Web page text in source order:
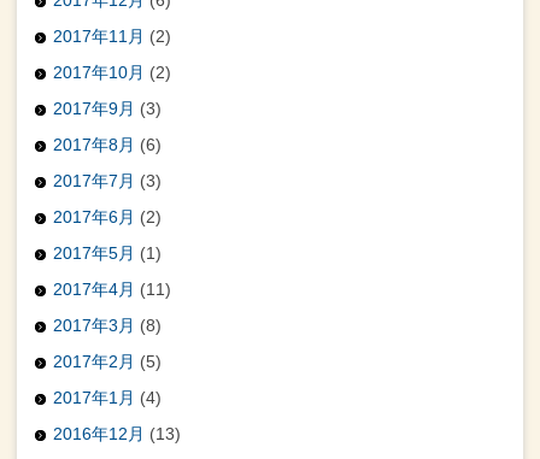
2017年11月 (2)
2017年10月 (2)
2017年9月 (3)
2017年8月 (6)
2017年7月 (3)
2017年6月 (2)
2017年5月 (1)
2017年4月 (11)
2017年3月 (8)
2017年2月 (5)
2017年1月 (4)
2016年12月 (13)